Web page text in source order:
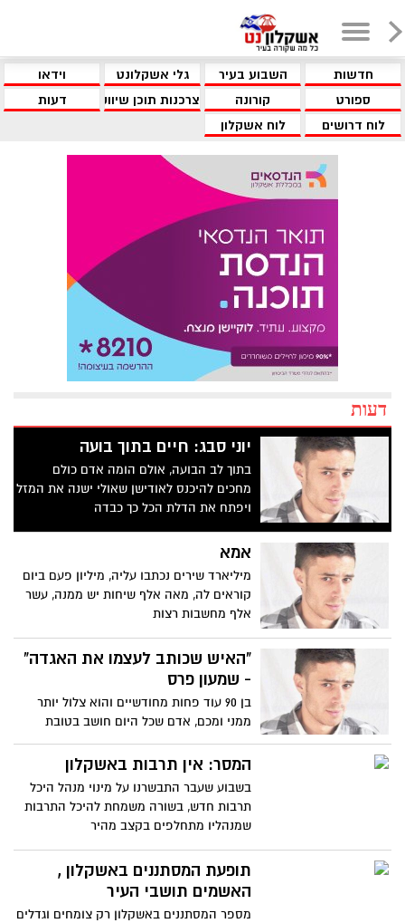
חדשות השבוע בעיר גלי אשקלונט
וידאו
ספורט
קורונה צרכנות תוכן שיווקי
דעות
לוח דרושים
לוח אשקלון
דעות
יוני סבג: חיים בתוך בועה
בתוך לב הבועה, אולם הומה אדם כולם
מחכים להיכנס לאודישן שאולי ישנה את המזל
ויפתח את הדלת הכל כך כבדה
אמא
מיליארד שירים נכתבו עליה, מיליון פעם ביום
קוראים לה, מאה אלף שיחות יש ממנה, עשר
אלף מחשבות רצות
"האיש שכותב לעצמו את האגדה"
- שמעון פרס
בן 90 עוד פחות מחודשיים והוא צלול יותר
ממני ומכם, אדם שכל היום חושב בטובת
מדינת ישאל, איך לעשות
המסר: אין תרבות באשקלון
בשבוע שעבר התבשרנו על מינוי מנהל היכל
תרבות חדש, בשורה משמחת להיכל התרבות
שמנהליו מתחלפים בקצב מהיר
תופעת המסתננים באשקלון ,
האשמים תושבי העיר
מספר המסתננים באשקלון רק צומחים וגדלים